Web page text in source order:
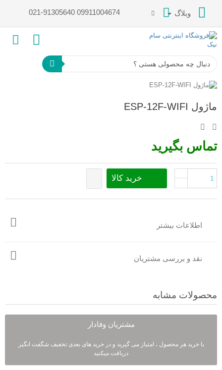
وبلاگ 021-91305640 09911004674
ماژول ESP-12F-WIFI
تماس بگیرید
خرید کالا
اطلاعات بیشتر
نقد و بررسی مشتریان
محصولات مشابه
مشتریان وفادار
با خرید هر محصول ، امتیاز می گیرید و در خرید های بعدی تخفیف شگفت انگیز
دریافت میکنید